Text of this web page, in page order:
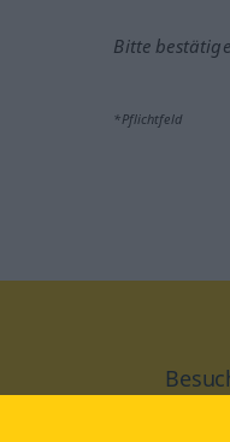
Bitte
*Pflichtfeld